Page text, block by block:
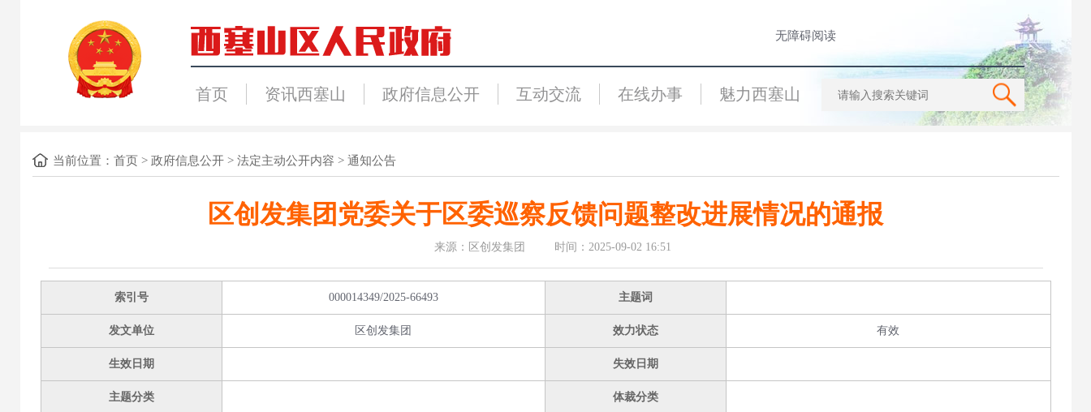
无障碍阅读
首页 资讯西塞山 政府信息公开 互动交流 在线办事 魅力西塞山
当前位置： 首页> 政府信息公开> 法定主动公开内容 > 通知公告
区创发集团党委关于区委巡察反馈问题整改进展情况的通报
来源：区创发集团 时间：2025-09-02 16:51
索引号 000014349/2025-66493 主题词
发文单位 区创发集团 效力状态 有效
生效日期 失效日期
主题分类 体裁分类